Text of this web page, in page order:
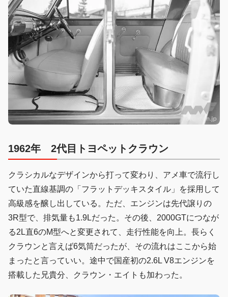
1962年 2代目トヨペットクラウン
クラシカルなデザインから打って変わり、アメ車で流行し
ていた直線基調の「フラットデッキスタイル」を採用して
高級感を醸し出している。ただ、エンジンは先代譲りの
3R型で、排気量も1.9Lだった。その後、2000GTにつなが
る2L直6のM型へと変更されて、走行性能を向上。長らく
クラウンと言えば6気筒だったが、その流れはここから始
まったと言っていい。途中で国産初の2.6L V8エンジンを
搭載した兄貴分、クラウン・エイトも加わった。